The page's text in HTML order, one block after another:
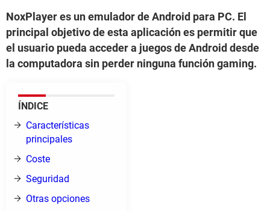
NoxPlayer es un emulador de Android para PC. El
principal objetivo de esta aplicación es permitir que
el usuario pueda acceder a juegos de Android desde
la computadora sin perder ninguna función gaming.
ÍNDICE
Características
principales
Coste
Seguridad
Otras opciones